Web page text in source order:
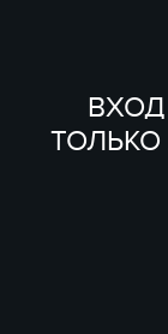
ТОЛЬКО